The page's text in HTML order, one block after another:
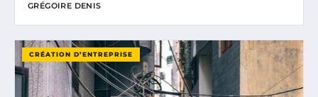
GRÉGOIRE DENIS
CRÉATION D’ENTREPRISE